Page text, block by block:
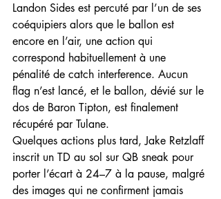
Landon Sides est percuté par l’un de ses
coéquipiers alors que le ballon est
encore en l’air, une action qui
correspond habituellement à une
pénalité de catch interference. Aucun
flag n’est lancé, et le ballon, dévié sur le
dos de Baron Tipton, est finalement
récupéré par Tulane.
Quelques actions plus tard, Jake Retzlaff
inscrit un TD au sol sur QB sneak pour
porter l’écart à 24–7 à la pause, malgré
des images qui ne confirment jamais